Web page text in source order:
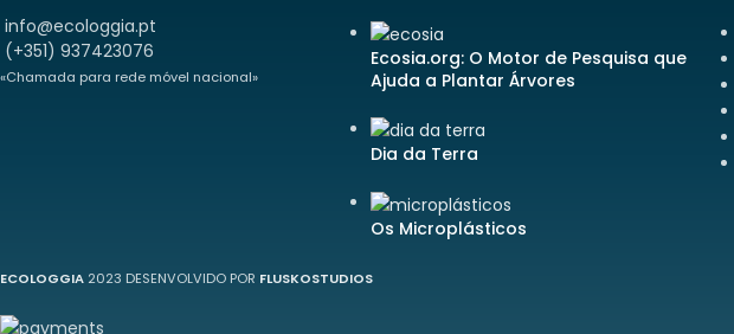
info@ecologgia.pt
(+351) 937423076
«Chamada para rede móvel nacional»
Ecosia.org: O Motor de Pesquisa que
Ajuda a Plantar Árvores
Dia da Terra
Os Microplásticos
ECOLOGGIA 2023 DESENVOLVIDO POR FLUSKOSTUDIOS